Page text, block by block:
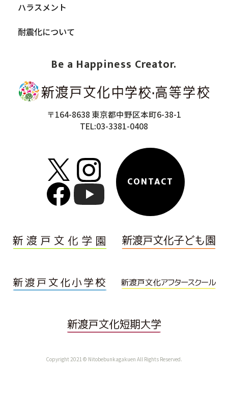
Be a Happiness Creator.
〒164-8638 東京都中野区本町6-38-1
TEL:03-3381-0408
CONTACT
ハラスメント
耐震化について
Copyright 2021© Nitobebunkagakuen All Rights Reserved.